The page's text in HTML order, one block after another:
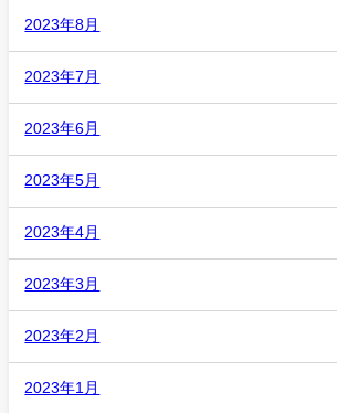
2023年8月
2023年7月
2023年6月
2023年5月
2023年4月
2023年3月
2023年2月
2023年1月